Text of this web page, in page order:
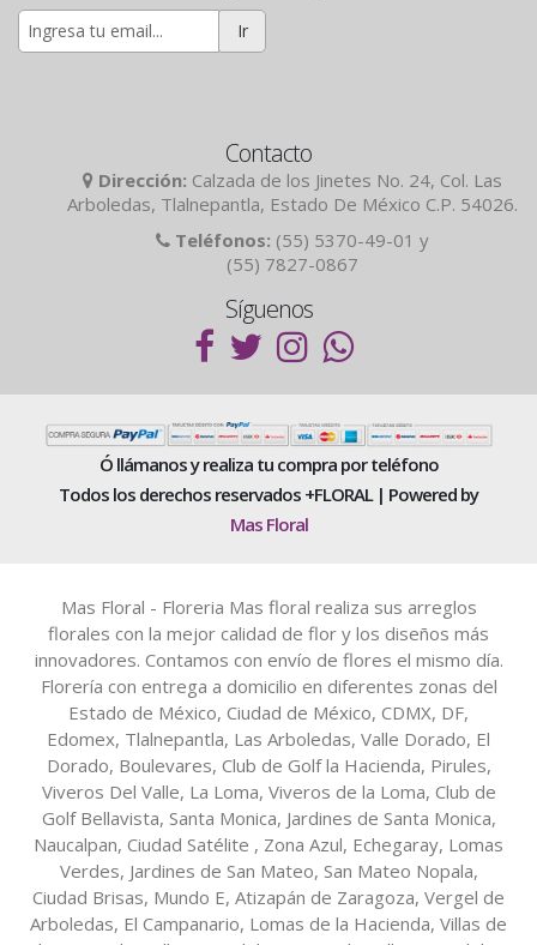
Ir
Contacto
Dirección: Calzada de los Jinetes No. 24, Col. Las
Arboledas, Tlalnepantla, Estado De México C.P. 54026.
Teléfonos: (55) 5370-49-01 y
(55) 7827-0867
Síguenos
Ó llámanos y realiza tu compra por teléfono
Todos los derechos reservados +FLORAL | Powered by
Mas Floral
Mas Floral - Floreria Mas floral realiza sus arreglos
florales con la mejor calidad de flor y los diseños más
innovadores. Contamos con envío de flores el mismo día.
Florería con entrega a domicilio en diferentes zonas del
Estado de México, Ciudad de México, CDMX, DF,
Edomex, Tlalnepantla, Las Arboledas, Valle Dorado, El
Dorado, Boulevares, Club de Golf la Hacienda, Pirules,
Viveros Del Valle, La Loma, Viveros de la Loma, Club de
Golf Bellavista, Santa Monica, Jardines de Santa Monica,
Naucalpan, Ciudad Satélite , Zona Azul, Echegaray, Lomas
Verdes, Jardines de San Mateo, San Mateo Nopala,
Ciudad Brisas, Mundo E, Atizapán de Zaragoza, Vergel de
Arboledas, El Campanario, Lomas de la Hacienda, Villas de